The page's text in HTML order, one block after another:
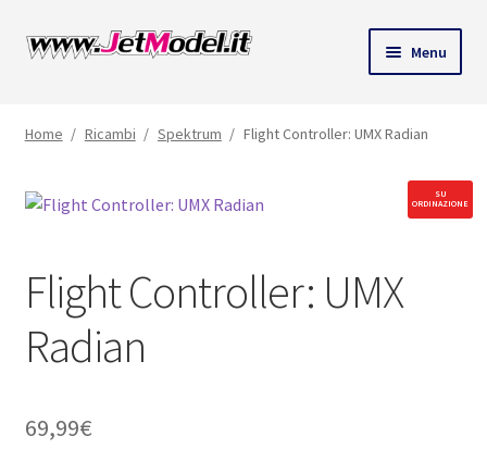
Vai
alla
Vai
Menu
Home / Ricambi / Spektrum / Flight Controller: UMX Radian
SU
ORDINAZIONE
Flight Controller: UMX
Radian
69,99€